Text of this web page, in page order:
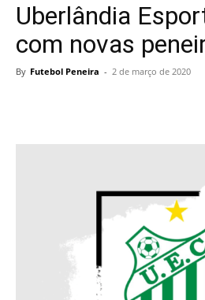
Uberlândia
com novas
By Futebol Peneira - 2 de março de 2020